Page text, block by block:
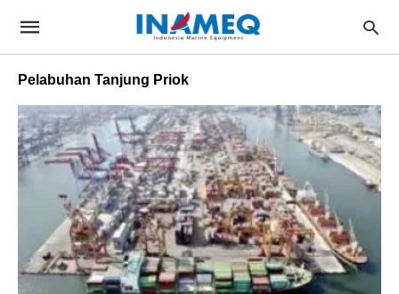
Pelabuhan Tanjung Priok